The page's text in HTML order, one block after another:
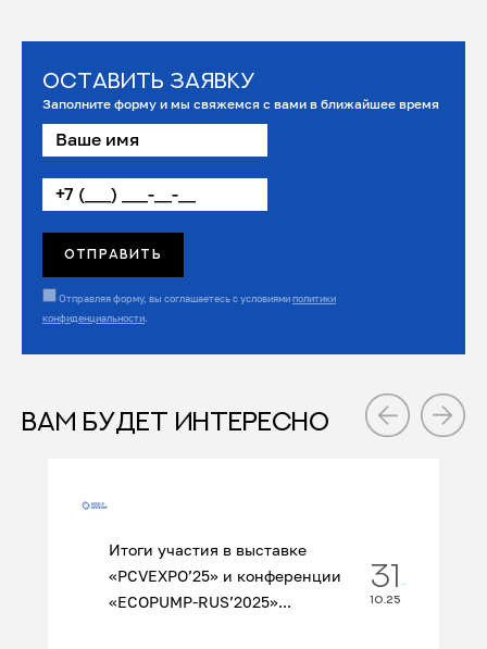
Оставить заявку
Заполните форму и мы свяжемся с вами в ближайшее время
Отправляя форму, вы соглашаетесь с условиямиполитики
конфиденциальности.
ВАМ БУДЕТ ИНТЕРЕСНО
Итоги участия в выставке
«PCVEXPO’25» и конференции
«ECOPUMP‑RUS’2025»...
31
10.25